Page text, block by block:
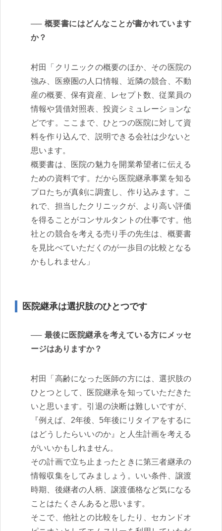
概要書にはどんなことが書かれています
か？
村田「クリニックの概要のほか、その医院の
強み、医療圏の人口情報、近隣の競合、不動
産の概要、保有資産、レセプト数、従業員の
情報や賃借対照表、投資シミュレーションな
どです。ここまで、ひとつの医院に対して資
料を作り込んで、説明できる会社は少ないと
思います。
概要書は、医院の魅力を開業希望者に伝える
ための資料です。だから医院継承事業を知る
プロたちが真剣に調査し、作り込みます。こ
れで、担当したクリニックが、より高い評価
を得ることがコンサルタントの仕事です。他
社との競合を考える売り手の先生は、概要書
を見比べていただくのが一歩目の比較となる
かもしれません」
医院継承は選択肢のひとつです
最後に医院継承を考えている方にメッセ
ージはありますか？
村田「高齢になった医師の方には、選択肢の
ひとつとして、医院継承を知っていただきた
いと思います。引退の決断は難しいですが、
『例えば、2年後、5年後にリタイアをするに
はどうしたらいいのか』と人生計画を考える
がいいかもしれません。
その計画で立ち止まったときに第三者継承の
情報収集をしてみましょう。いい条件、譲渡
時期、後継者の人柄、譲渡価格など気になる
ことはたくさんあると思います。
そこで、他社との比較をしたり、セカンドオ